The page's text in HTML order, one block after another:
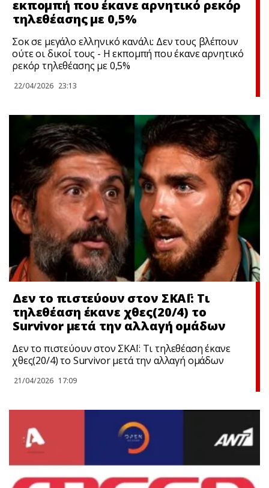
εκπομπή που έκανε αρνητικό ρεκόρ
τηλεθέασης με 0,5%
Σοκ σε μεγάλο ελληνικό κανάλι: Δεν τους βλέπουν
ούτε οι δικοί τους - Η εκπομπή που έκανε αρνητικό
ρεκόρ τηλεθέασης με 0,5%
22/04/2026 23:13
Δεν το πιστεύουν στον ΣΚΑΪ: Τι
τηλεθέαση έκανε χθες(20/4) το
Survivor μετά την αλλαγή ομάδων
Δεν το πιστεύουν στον ΣΚΑΪ: Τι τηλεθέαση έκανε
χθες(20/4) το Survivor μετά την αλλαγή ομάδων
21/04/2026 17:09